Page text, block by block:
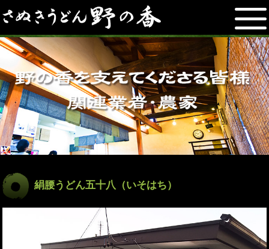
絹腰うどん五十八（いそはち）